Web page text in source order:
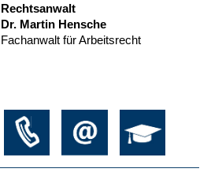
Rechtsanwalt
Dr. Martin Hensche
Fachanwalt für Arbeitsrecht